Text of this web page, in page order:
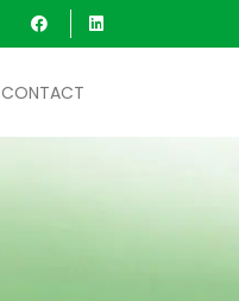
CONTACT